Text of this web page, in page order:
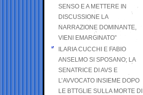
SENSO E A METTERE IN
DISCUSSIONE LA
NARRAZIONE DOMINANTE,
VIENI EMARGINATO”
ILARIA CUCCHI E FABIO
ANSELMO SI SPOSANO; LA
SENATRICE DI AVS E
L’AVVOCATO INSIEME DOPO
LE BTTGLIE SULLA MORTE DI